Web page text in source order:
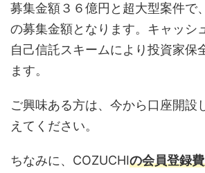
募集金額３６億円と超大型案件で
の募集金額となります。キャッシ
自己信託スキームにより投資家保
ます。
ご興味ある方は、今から口座開設
えてください。
ちなみに、COZUCHIの会員登録